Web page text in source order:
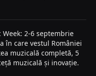
2-6 septembrie
în care vestul României
muzicală completă, 5
muzicală și inovație.